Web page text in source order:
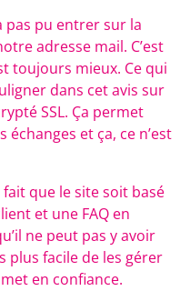
pas pu entrer sur la
adresse mail. C’est
toujours mieux. Ce qui
dans cet avis sur
SSL. Ça permet
et ça, ce n’est
que le site soit basé
et une FAQ en
ne peut pas y avoir
plus facile de les gérer
en confiance.